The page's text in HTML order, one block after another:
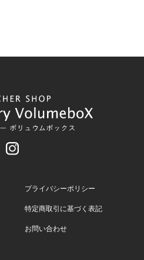
プライバシーポリシー
特定商取引に基づく表記
お問い合わせ